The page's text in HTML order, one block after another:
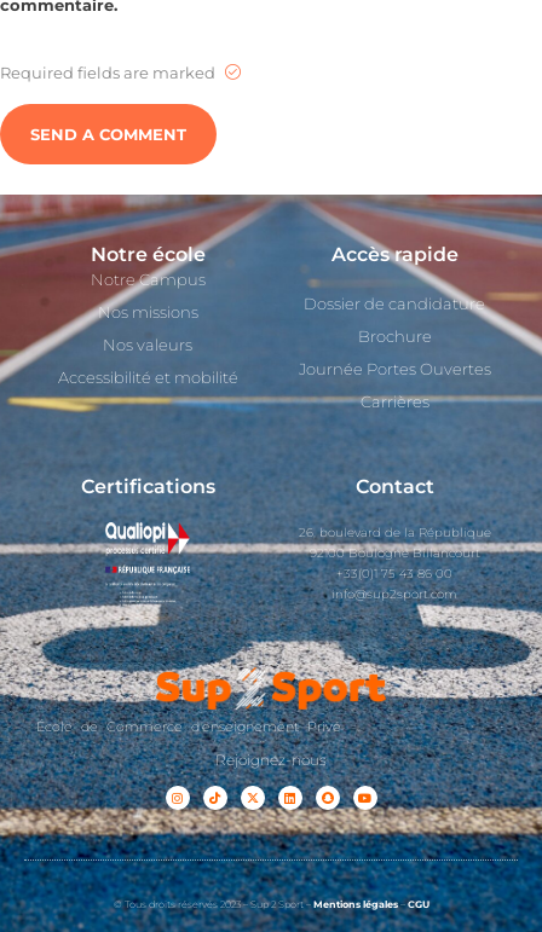
commentaire.
Required fields are marked
Notre école
Notre Campus
Nos missions
Nos valeurs
Accessibilité et mobilité
Accès rapide
Dossier de candidature
Brochure
Journée Portes Ouvertes
Carrières
Certifications Contact
26, boulevard de la République
92100 Boulogne Billancourt
+33(0)1 75 43 86 00
info@sup2sport.com
École de Commerce d'enseignement Privé
Rejoignez-nous
© Tous droits réservés 2023 – Sup 2 Sport –Mentions légales–CGU